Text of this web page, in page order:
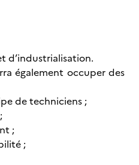
d’industrialisation.
également occuper des
de techniciens ;
;
;